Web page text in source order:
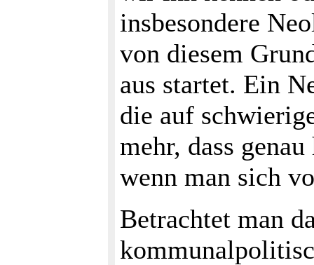
insbesondere
von diesem
aus startet. Ein
die auf
mehr, dass
wenn man sich
Betrachtet man